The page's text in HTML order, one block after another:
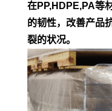
在PP,HDPE,PA等
的韧性，改善产品
裂的状况。